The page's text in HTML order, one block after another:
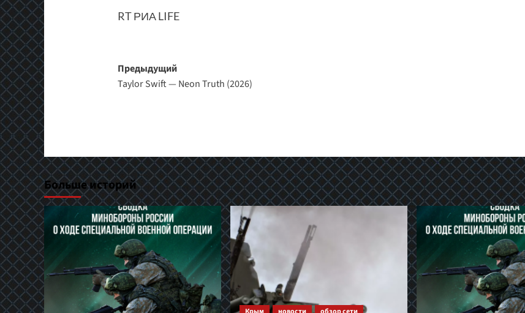
RTРИАLIFE
Навигация
записи
Предыдущий
Taylor Swift — Neon Truth (2026)
Больше историй